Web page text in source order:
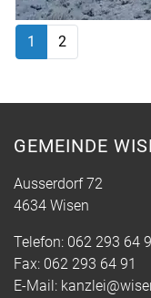
1 2
GEMEINDE
Ausserdorf 72
4634 Wisen
Telefon: 062 293 64
Fax: 062 293 64 91
E-Mail: